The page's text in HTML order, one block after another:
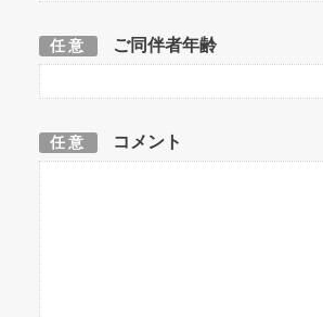
任意 ご同伴者年齢
任意 コメント